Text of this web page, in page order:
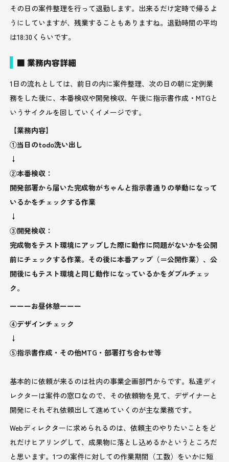
その日の案件整理を行って退勤します。出来るだけ定時で帰るよ
うにしていますが、残業することもありますね。退勤時間の平均
は18:30くらいです。
■ 業務内容詳細
1日の流れとしては、前日の内に案件整理、次の日の朝に定例業
務をした後に、本番検収や開発検収、午後に指示書作成・MTGと
いうサイクルを回していくイメージです。
【業務内容】
①当日のtodo洗い出し
↓
②本番検収：
開発部署から届いた完成物がちゃんと指示書通りの挙動になって
いるかをチェックする作業
↓
③開発検収：
完成物をテスト環境にアップした際に動作に問題がないかを公開
前にチェックする作業。その後に本番アップ（＝公開作業）、公
開後にもテスト環境と同じ動作になっているかをダブルチェッ
ク。
ーーーお昼休憩ーーー
④デザインチェック
↓
⑤指示書作成・その他MTG・部署打ち合わせ等
基本的に依頼が来るのは社内の事業企画部門からです。私達ディ
レクターは案件の窓口なので、その依頼物を見て、デザイナーと
開発にそれぞれ依頼出して進めていくのが主な業務です。
Webディレクターに求められるのは、依頼主のやりたいことをど
れだけヒアリングして、成果物に落とし込めるかというところだ
と思います。1つの案件に対しての作業期間（工数）をいかに短